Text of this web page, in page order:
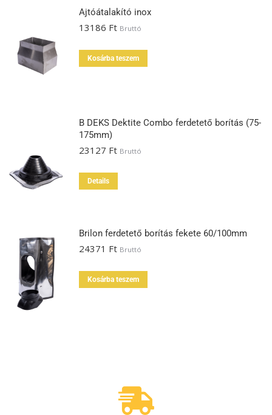
Ajtóátalakító inox
13186 Ft Bruttó
Kosárba teszem
B DEKS Dektite Combo ferdetető borítás (75-
175mm)
23127 Ft Bruttó
Details
Brilon ferdetető borítás fekete 60/100mm
24371 Ft Bruttó
Kosárba teszem